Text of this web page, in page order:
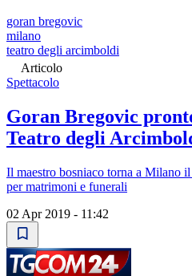
goran bregovic
milano
teatro degli arcimboldi
Articolo
Spettacolo
Goran Bregovic
Teatro degli
Il maestro bosniaco torna a Milano
per matrimoni e funerali
02 Apr 2019 - 11:42